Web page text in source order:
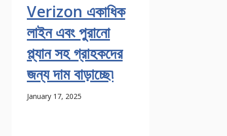
Verizon একাধিক
লাইন এবং পুরানো
প্ল্যান সহ গ্রাহকদের
জন্য দাম বাড়াচ্ছে৷
January 17, 2025